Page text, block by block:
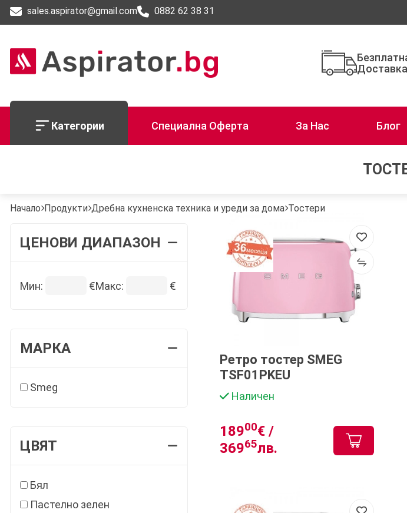
sales.aspirator@gmail.com 0882 62 38 31
Категории Специална Оферта За Нас Блог
Начало Продукти Дребна кухненска техника и уреди за дома Тостери
ЦЕНОВИ ДИАПАЗОН
Мин: €Макс: €
МАРКА
Smeg
ЦВЯТ
Бял
Пастелно зелен
Ретро тостер SMEG
TSF01PKEU
Наличен
18900€ /
36965лв.